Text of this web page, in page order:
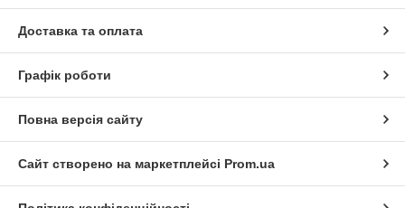
Доставка та оплата
Графік роботи
Повна версія сайту
Сайт створено на маркетплейсі Prom.ua